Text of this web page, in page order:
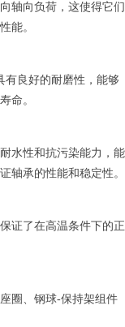
轴向负荷，这使得它们
能。
有良好的耐磨性，能够
命。
水性和抗污染能力，能
轴承的性能和稳定性。
证了在高温条件下的正
圈、钢球-保持架组件